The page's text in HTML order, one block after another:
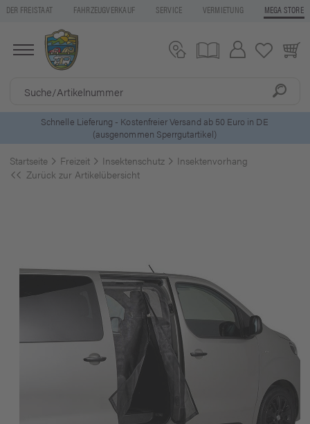
DER FREISTAAT FAHRZEUGVERKAUF SERVICE VERMIETUNG MEGA STORE
5 Euro Gutschein* beiNewsletter-Anmeldung
Startseite Freizeit Insektenschutz
Insektenvorhang
Zurück zur Artikelübersicht